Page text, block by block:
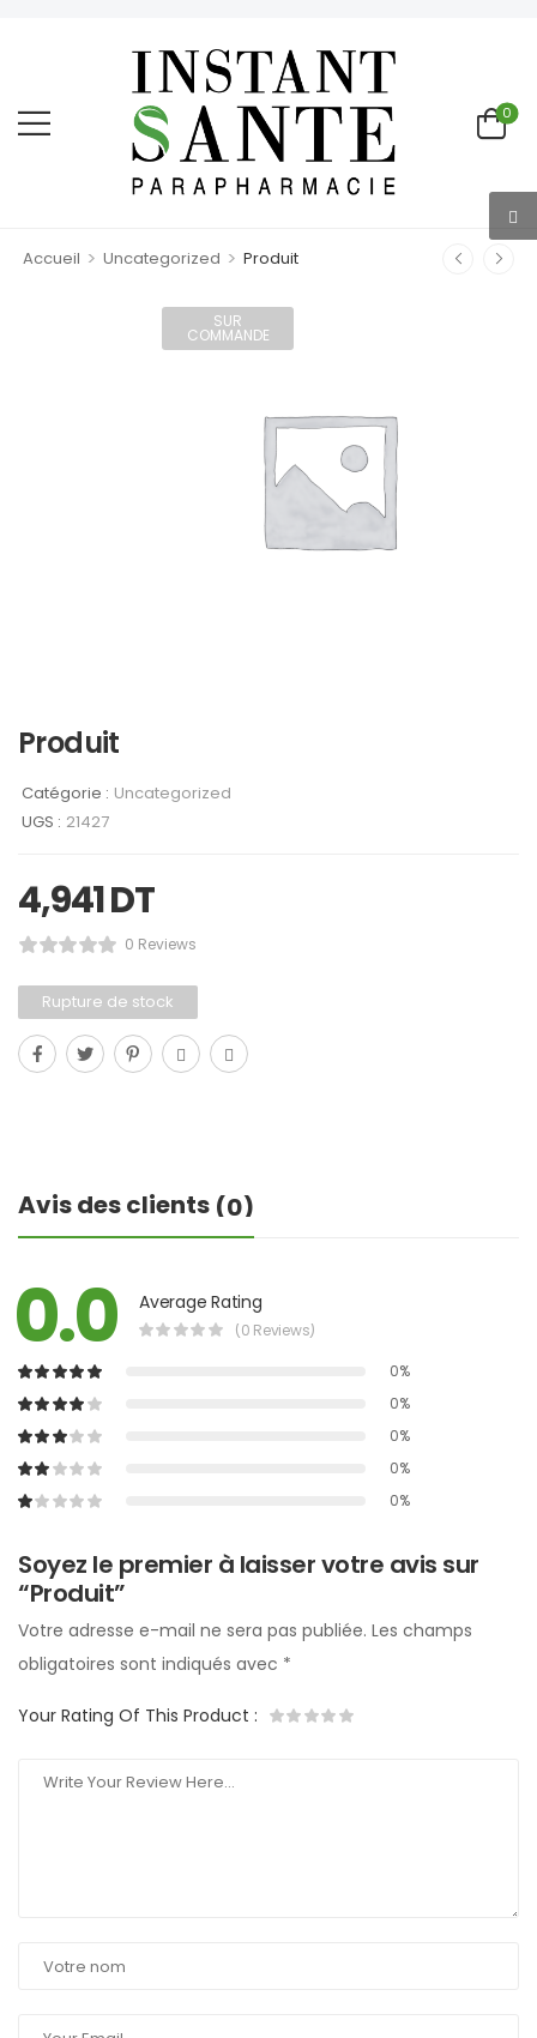
0
Accueil > Uncategorized > Produit
SUR
COMMANDE
Produit
Catégorie : Uncategorized
UGS : 21427
4,941DT
0 Reviews
Rupture de stock
Avis des clients (0)
0.0 Average Rating
(0 Reviews)
0%
0%
0%
0%
0%
Soyez le premier à laisser votre avis sur
“Produit”
Votre adresse e-mail ne sera pas publiée. Les champs
obligatoires sont indiqués avec *
Your Rating Of This Product :